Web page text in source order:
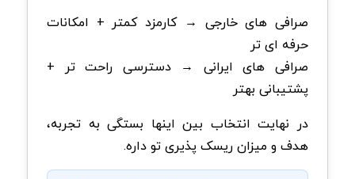
صرافی های خارجی → کارمزد کمتر + امکانات
حرفه ای تر
صرافی های ایرانی → دسترسی راحت تر +
پشتیبانی بهتر
در نهایت انتخاب بین اینها بستگی به تجربه،
هدف و میزان ریسک پذیری تو داره.